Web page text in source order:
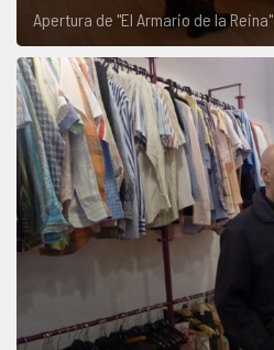
Apertura de "El Armario de la Reina"